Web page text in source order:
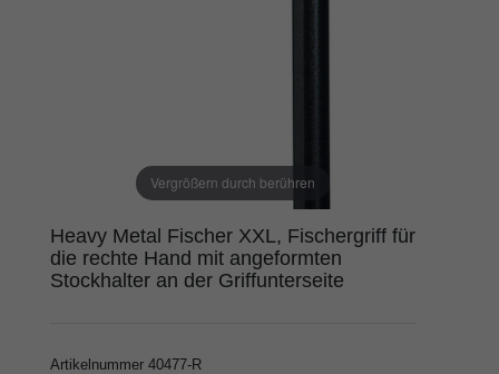
Vergrößern durch berühren
Heavy Metal Fischer XXL, Fischergriff für
die rechte Hand mit angeformten
Stockhalter an der Griffunterseite
Artikelnummer 40477-R